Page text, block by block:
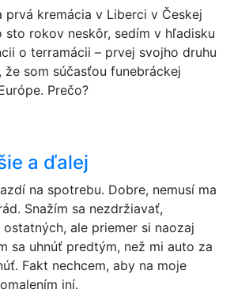
prvá kremácia v Liberci v Českej
sto rokov neskôr, sedím v hľadisku
o terramácii – prvej svojho druhu
som súčasťou funebráckej
Prečo?
a ďalej
na spotrebu. Dobre, nemusí ma
Snažím sa nezdržiavať,
ale priemer si naozaj
sa uhnúť predtým, než mi auto za
Fakt nechcem, aby na moje
iní.